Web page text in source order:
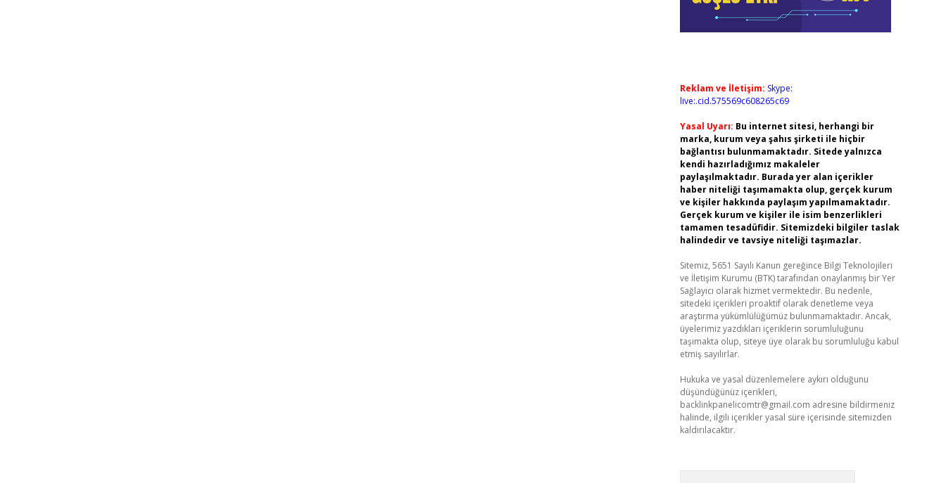
Reklam ve İletişim: Skype:
live:.cid.575569c608265c69
Yasal Uyarı: Bu internet sitesi, herhangi bir
marka, kurum veya şahıs şirketi ile hiçbir
bağlantısı bulunmamaktadır. Sitede yalnızca
kendi hazırladığımız makaleler
paylaşılmaktadır. Burada yer alan içerikler
haber niteliği taşımamakta olup, gerçek kurum
ve kişiler hakkında paylaşım yapılmamaktadır.
Gerçek kurum ve kişiler ile isim benzerlikleri
tamamen tesadüfidir. Sitemizdeki bilgiler taslak
halindedir ve tavsiye niteliği taşımazlar.
Sitemiz, 5651 Sayılı Kanun gereğince Bilgi Teknolojileri
ve İletişim Kurumu (BTK) tarafından onaylanmış bir Yer
Sağlayıcı olarak hizmet vermektedir. Bu nedenle,
sitedeki içerikleri proaktif olarak denetleme veya
araştırma yükümlülüğümüz bulunmamaktadır. Ancak,
üyelerimiz yazdıkları içeriklerin sorumluluğunu
taşımakta olup, siteye üye olarak bu sorumluluğu kabul
etmiş sayılırlar.
Hukuka ve yasal düzenlemelere aykırı olduğunu
düşündüğünüz içerikleri,
backlinkpanelicomtr@gmail.com adresine bildirmeniz
halinde, ilgili içerikler yasal süre içerisinde sitemizden
kaldırılacaktır.